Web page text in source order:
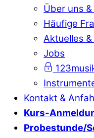
Über uns &
Häufige
Aktuelles &
Jobs
Kontakt &
Kurs-
Probestunde/